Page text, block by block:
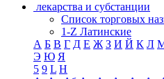
лекарства и субстанции
Список торговых
1-Z Латинские
А Б В Г Д Е Ж З И Й К Л
Э Ю Я
5 9 L H